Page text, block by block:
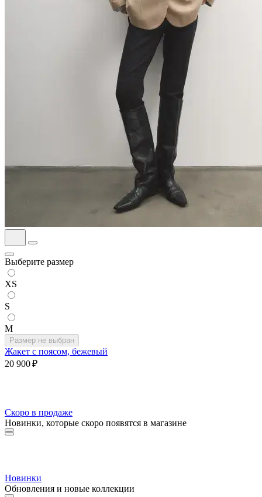
Выберите размер
XS
S
M
Размер не выбран
Жакет с поясом, бежевый
20 900 ₽
Скоро в продаже
Новинки, которые скоро появятся в магазине
Новинки
Обновления и новые коллекции